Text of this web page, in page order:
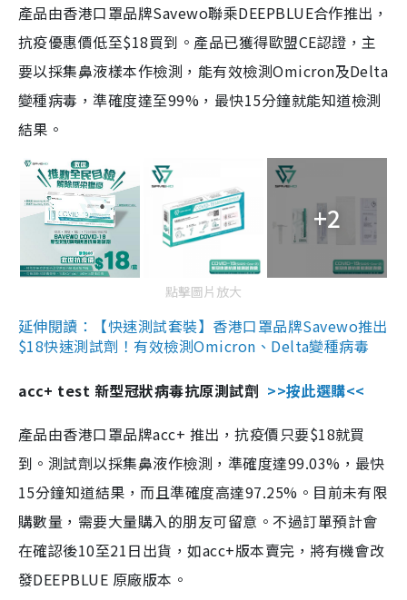
產品由香港口罩品牌Savewo聯乘DEEPBLUE合作推出，
抗疫優惠價低至$18買到。產品已獲得歐盟CE認證，主
要以採集鼻液樣本作檢測，能有效檢測Omicron及Delta
變種病毒，準確度達至99%，最快15分鐘就能知道檢測
結果。
+2
點擊圖片放大
延伸閱讀：【快速測試套裝】香港口罩品牌Savewo推出
$18快速測試劑！有效檢測Omicron、Delta變種病毒
acc+ test 新型冠狀病毒抗原測試劑 >>按此選購<<
產品由香港口罩品牌acc+ 推出，抗疫價只要$18就買
到。測試劑以採集鼻液作檢測，準確度達99.03%，最快
15分鐘知道結果，而且準確度高達97.25%。目前未有限
購數量，需要大量購入的朋友可留意。不過訂單預計會
在確認後10至21日出貨，如acc+版本賣完，將有機會改
發DEEPBLUE 原廠版本。